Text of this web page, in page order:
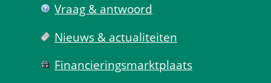
Vraag & antwoord
Nieuws & actualiteiten
Financierings­markt­plaats